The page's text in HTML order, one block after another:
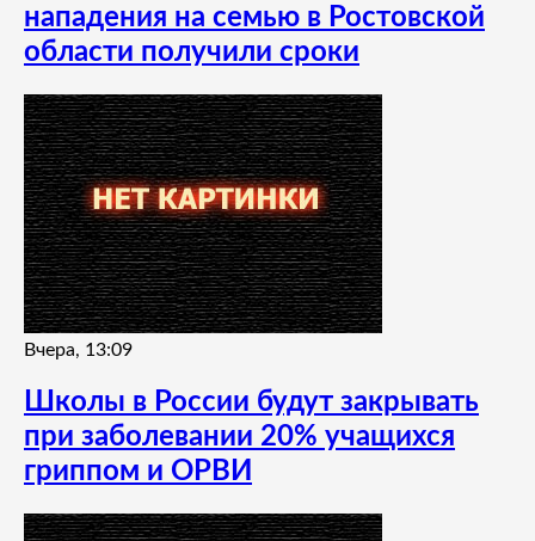
нападения на семью в Ростовской
области получили сроки
Вчера, 13:09
Школы в России будут закрывать
при заболевании 20% учащихся
гриппом и ОРВИ